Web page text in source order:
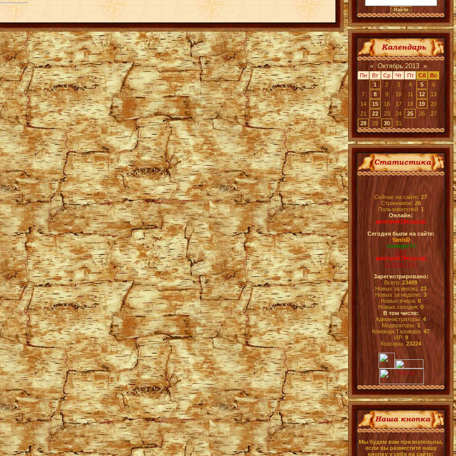
« Октябрь 2013 »
Пн Вт Ср Чт Пт Сб
Вс
1
2 3 4 5
6
7
8 9 10 11 12
13
14
15 16 17 18 19
20
21
22 23 24 25 26
27
28
29 30 31
Сейчас на сайте: 27
Странников: 26
Пользователей: 1
Онлайн:
дмитрий18корсар
Сегодня были на сайте:
YanisD
stranger71
OBS
дмитрий18корсар
Ku33neCHIK
Зарегистрировано:
Всего: 23489
Новых за месяц: 23
Новых за неделю: 3
Новых вчера:0
Новых сегодня: 0
В том числе:
Администраторы: 4
Модераторы: 1
Команда Тазовара: 47
VIP: 9
Корсары:23224
Мы будем вам признательны,
если вы разместите нашу
кнопку у себя на сайте: